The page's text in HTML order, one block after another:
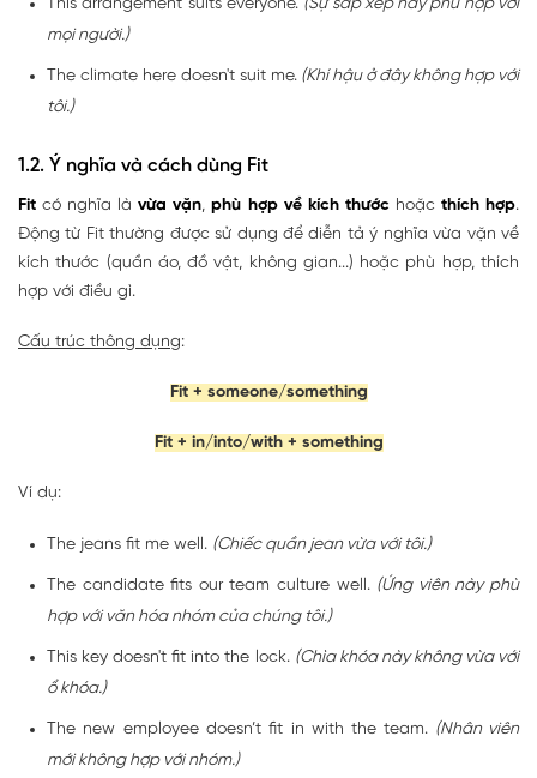
This arrangement suits everyone. (Sự sắp xếp này phù hợp với
mọi người.)
The climate here doesn't suit me. (Khí hậu ở đây không hợp với
tôi.)
1.2. Ý nghĩa và cách dùng Fit
Fit có nghĩa làvừa vặn,phù hợp về kích thước hoặc thích hợp.
Động từ Fit thường được sử dụng để diễn tả ý nghĩa vừa vặn về
kích thước (quần áo, đồ vật, không gian...) hoặc phù hợp, thích
hợp với điều gì.
Cấu trúc thông dụng:
Fit + someone/something
Fit + in/into/with + something
Ví dụ:
The jeans fit me well. (Chiếc quần jean vừa với tôi.)
The candidate fits our team culture well. (Ứng viên này phù
hợp với văn hóa nhóm của chúng tôi.)
This key doesn't fit into the lock. (Chìa khóa này không vừa với
ổ khóa.)
The new employee doesn’t fit in with the team. (Nhân viên
mới không hợp với nhóm.)